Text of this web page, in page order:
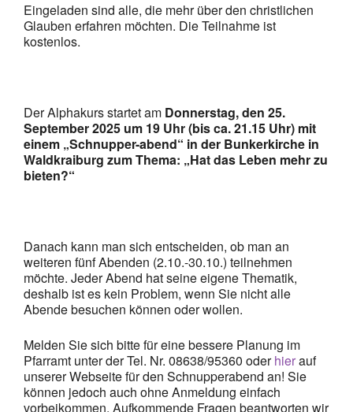
Eingeladen sind alle, die mehr über den christlichen
Glauben erfahren möchten. Die Teilnahme ist
kostenlos.
Der Alphakurs startet am Donnerstag, den 25.
September 2025 um 19 Uhr (bis ca. 21.15 Uhr) mit
einem „Schnupper-abend“ in der Bunkerkirche in
Waldkraiburg zum Thema: „Hat das Leben mehr zu
bieten?“
Danach kann man sich entscheiden, ob man an
weiteren fünf Abenden (2.10.-30.10.) teilnehmen
möchte. Jeder Abend hat seine eigene Thematik,
deshalb ist es kein Problem, wenn Sie nicht alle
Abende besuchen können oder wollen.
Melden Sie sich bitte für eine bessere Planung im
Pfarramt unter der Tel. Nr. 08638/95360 oderhierauf
unserer Webseite für den Schnupperabend an! Sie
können jedoch auch ohne Anmeldung einfach
vorbeikommen. Aufkommende Fragen beantworten wir